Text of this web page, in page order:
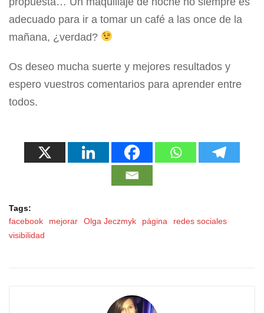
adecuado para ir a tomar un café a las once de la
mañana, ¿verdad?
Os deseo mucha suerte y mejores resultados y
espero vuestros comentarios para aprender entre
todos.
Tags:
facebook
mejorar Olga Jeczmyk página
redes sociales
visibilidad